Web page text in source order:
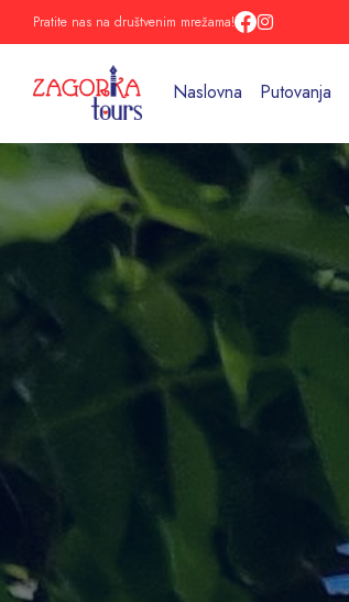
Pratite nas na društvenim mrežama!
Naslovna Putovanja